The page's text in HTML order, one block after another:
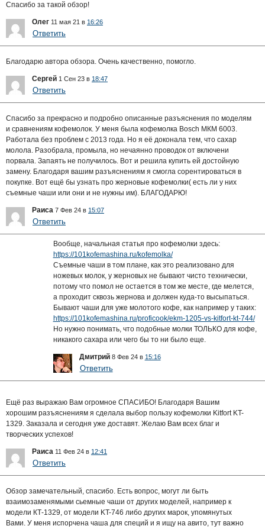
Спасибо за такой обзор!
Олег 11 мая 21 в 16:26
Ответить
Благодарю автора обзора. Очень качественно, помогло.
Сергей 1 Сен 23 в 18:47
Ответить
Спасибо за прекрасно и подробно описанные разъяснения по моделям
и сравнениям кофемолок. У меня была кофемолка Bosch МКМ 6003.
Работала без проблем с 2013 года. Но я её доконала тем, что сахар
молола. Разобрала, промыла, но нечаянно проводок от включени
порвала. Запаять не получилось. Вот и решила купить ей достойную
замену. Благодаря вашим разъяснениям я смогла сорентироваться в
покупке. Вот ещё бы узнать про жерновые кофемолки( есть ли у них
съемные чаши или они и не нужны им). БЛАГОДАРЮ!
Раиса 7 Фев 24 в 15:07
Ответить
Вообще, начальная статья про кофемолки здесь:
https://101kofemashina.ru/kofemolka/
Съемные чаши в том плане, как это реализовано для
ножевых молок, у жерновых не бывают чисто технически,
потому что помол не остается в том же месте, где мелется,
а проходит сквозь жернова и должен куда-то высыпаться.
Бывают чаши для уже молотого кофе, как например у таких:
https://101kofemashina.ru/proficook/ekm-1205-vs-kitfort-kt-744/
Но нужно понимать, что подобные молки ТОЛЬКО для кофе,
никакого сахара или чего бы то ни было еще.
Дмитрий 8 Фев 24 в 15:16
Ответить
Ещё раз выражаю Вам огромное СПАСИБО! Благодаря Вашим
хорошим разъяснениям я сделала выбор пользу кофемолки Kitfort KT-
1329. Заказала и сегодня уже доставят. Желаю Вам всех благ и
творческих успехов!
Раиса 11 Фев 24 в 12:41
Ответить
Обзор замечательный, спасибо. Есть вопрос, могут ли быть
взаимозаменямыми сьемные чаши от других моделей, например к
модели КТ-1329, от модели KT-746 либо других марок, упомянутых
Вами. У меня испорчена чаша для специй и я ищу на авито, тут важно